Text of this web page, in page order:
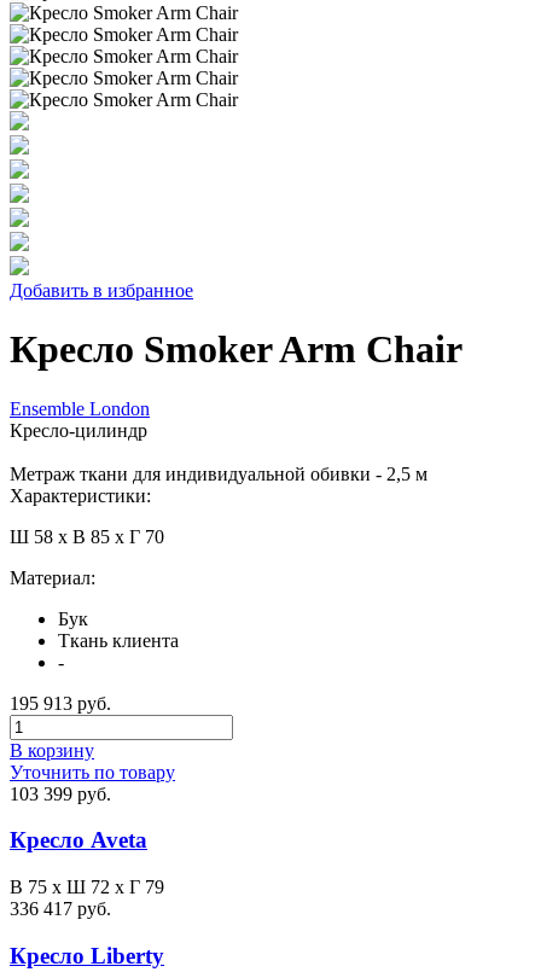
Добавить в избранное
Кресло Smoker Arm Chair
Ensemble London
Кресло-цилиндр
Метраж ткани для индивидуальной обивки - 2,5 м
Характеристики:
Ш 58 x В 85 x Г 70
Материал:
Бук
Ткань клиента
-
195 913 руб.
В корзину
Уточнить по товару
103 399 руб.
Кресло Aveta
В 75 х Ш 72 х Г 79
336 417 руб.
Кресло Liberty